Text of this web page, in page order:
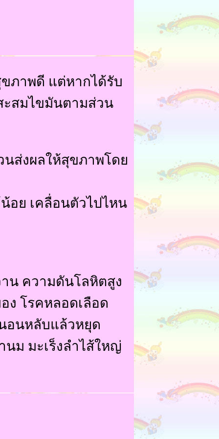
ภาพดี แต่หากได้รับ
ะสมไขมันตามส่วน
นส่งผลให้สุขภาพโดย
อย เคลื่อนตัวไปไหน
าน ความดันโลหิตสูง
ง โรคหลอดเลือด
อนหลับแล้วหยุด
นม มะเร็งลำไส้ใหญ่